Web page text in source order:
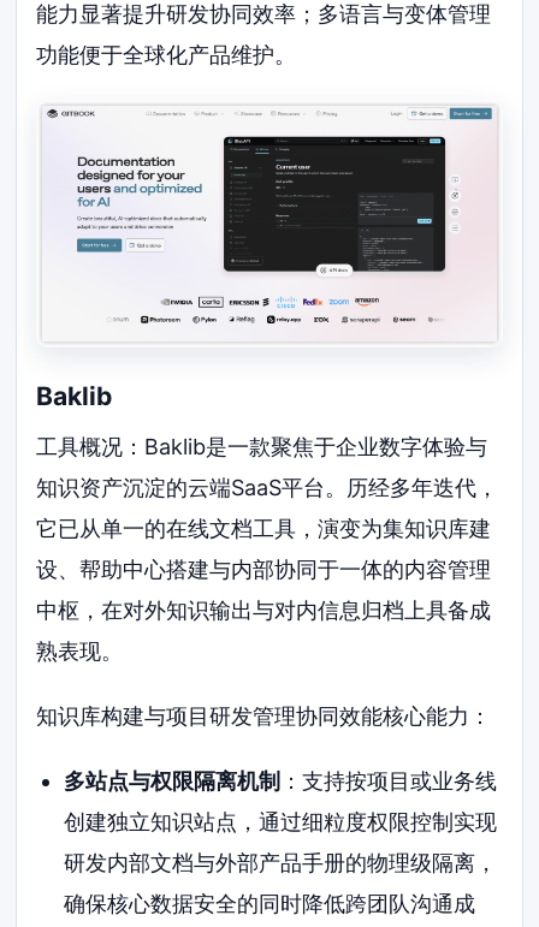
能力显著提升研发协同效率；多语言与变体管理
功能便于全球化产品维护。
Baklib
工具概况：Baklib是一款聚焦于企业数字体验与
知识资产沉淀的云端SaaS平台。历经多年迭代，
它已从单一的在线文档工具，演变为集知识库建
设、帮助中心搭建与内部协同于一体的内容管理
中枢，在对外知识输出与对内信息归档上具备成
熟表现。
知识库构建与项目研发管理协同效能核心能力：
多站点与权限隔离机制 ：支持按项目或业务线
创建独立知识站点，通过细粒度权限控制实现
研发内部文档与外部产品手册的物理级隔离，
确保核心数据安全的同时降低跨团队沟通成